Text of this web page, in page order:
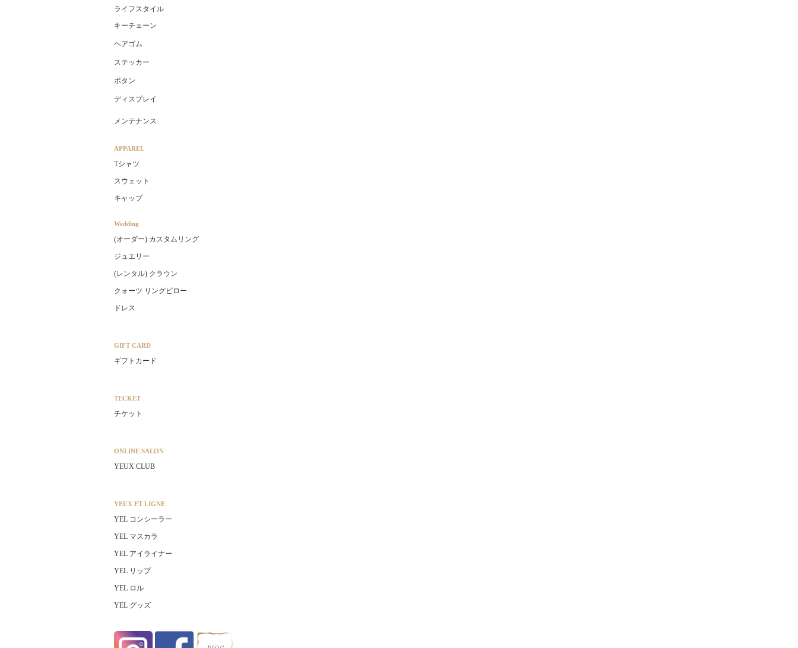
ライフスタイル
キーチェーン
ヘアゴム
ステッカー
ボタン
ディスプレイ
メンテナンス
APPAREL
Tシャツ
スウェット
キャップ
Wedding
(オーダー) カスタムリング
ジュエリー
(レンタル) クラウン
クォーツ リングピロー
ドレス
GIFT CARD
ギフトカード
TECKET
チケット
ONLINE SALON
YEUX CLUB
YEUX ET LIGNE
YEL コンシーラー
YEL マスカラ
YEL アイライナー
YEL リップ
YEL ロル
YEL グッズ